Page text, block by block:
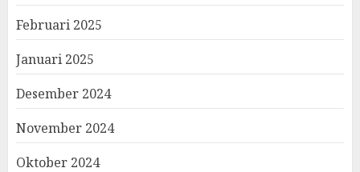
Februari 2025
Januari 2025
Desember 2024
November 2024
Oktober 2024